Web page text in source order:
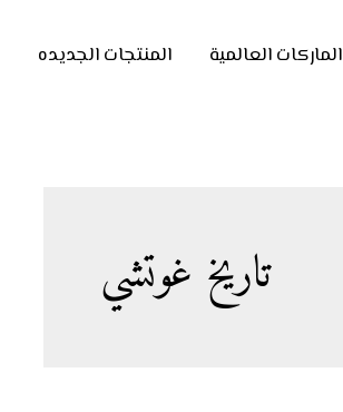
الماركات العالمية المنتجات الجديده
تاريخ غوتشي